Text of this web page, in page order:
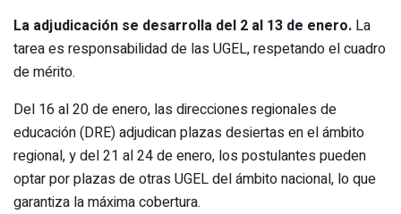
La adjudicación se desarrolla del 2 al 13 de enero. La
tarea es responsabilidad de las UGEL, respetando el cuadro
de mérito.
Del 16 al 20 de enero, las direcciones regionales de
educación (DRE) adjudican plazas desiertas en el ámbito
regional, y del 21 al 24 de enero, los postulantes pueden
optar por plazas de otras UGEL del ámbito nacional, lo que
garantiza la máxima cobertura.